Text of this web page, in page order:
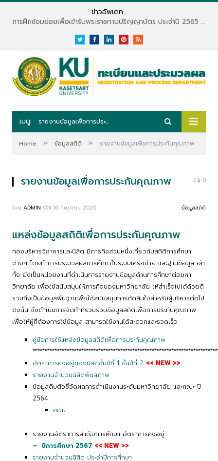
ข่าวอัพเดท :
การฝึกซ้อมย่อยเพื่อเข้ารับพระราชทานปริญญาบัตร ประจำปี 2565 (สำหรับบัณฑิตจบปี 2563)
TwitterFacebookLinkedInPinterestRSS
เมนู: รายงานข้อมูลเพื่อการประกันคุณภาพ
Home » ข้อมูลสถิติ » รายงานข้อมูลเพื่อการประกันคุณภาพ
รายงานข้อมูลเพื่อการประกันคุณภาพ 0
โดย ADMIN ON 16 กันยายน 2020 ข้อมูลสถิติ
แหล่งข้อมูลสถิติเพื่อการประกันคุณภาพ
กองบริหารวิชาการและนิสิต มีภารกิจส่วนหนึ่งเกี่ยวกับสถิติการศึกษา
ต่างๆ โดยทำการประมวลผลการศึกษาในระบบเครือข่าย และฐานข้อมูล อีก
ทั้ง ยังเป็นหน่วยงานที่ดำเนินการรายงานข้อมูลด้านการศึกษาต่อมหา
วิทยาลัย เพื่อใช้สนับสนุนให้ภารกิจของมหาวิทยาลัย ให้สำเร็จไปได้ด้วยดี
รวมถึงเป็นข้อมูลพื้นฐานเพื่อใช้สนับสนุนการตัดสินใจสำหรับผู้บริหารต่อไป
ดังนั้น จึงดำเนินการจัดทำที่รวบรวมข้อมูลสถิติเพื่อการประกันคุณภาพ
เพื่อให้ผู้ที่ต้องการใช้ข้อมูล สามารถใช้งานได้สะดวกและรวดเร็ว
คู่มือการใช้แหล่งข้อมูลสถิติเพื่อการประกันคุณภาพ
อัตราการคงอยู่ของนิสิตชั้นปีที่ 1 ขึ้นปีที่ 2 << NEW >>
รายงานจำนวนนิสิตพ้นสภาพ
ข้อมูลดิบตัวชี้วัดผลการดำเนินงานระดับมหาวิทยาลัย และคณะ ปี
2564
คณะ
รายงานอัตราการสำเร็จการศึกษา อัตราการคงอยู่
– ปีการศึกษา 2567 << NEW >>
รายงานจำนวนนิสิต ประจำปีการศึกษา